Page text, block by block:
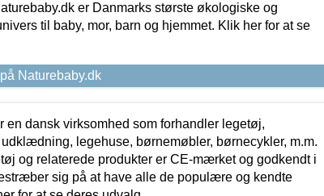
er Danmarks største økologiske og
til baby, mor, barn og hjemmet. Klik her for at se
Naturebaby.dk
en dansk virksomhed som forhandler legetøj,
legehuse, børnemøbler, børnecykler, m.m.
og relaterede produkter er CE-mærket og godkendt i
sig på at have alle de populære og kendte